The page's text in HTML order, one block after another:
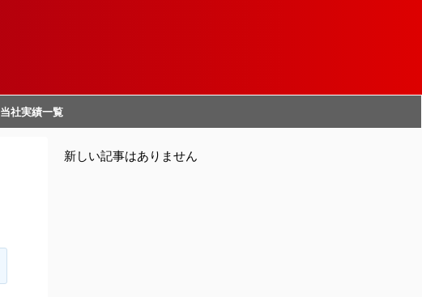
当社実績一覧
新しい記事はありません